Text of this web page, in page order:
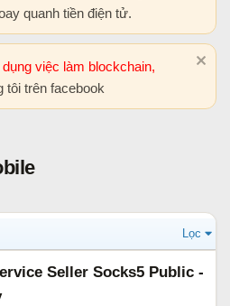
quanh tiền điện tử.
việc làm blockchain,
tôi trên facebook
Lọc
Seller Socks5 Public -